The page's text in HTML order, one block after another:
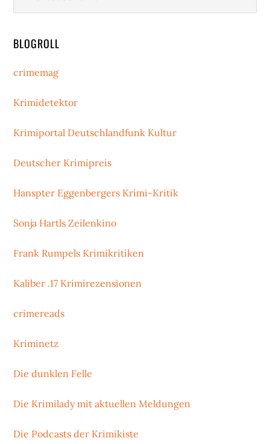
BLOGROLL
crimemag
Krimidetektor
Krimiportal Deutschlandfunk Kultur
Deutscher Krimipreis
Hanspter Eggenbergers Krimi-Kritik
Sonja Hartls Zeilenkino
Frank Rumpels Krimikritiken
Kaliber .17 Krimirezensionen
crimereads
Kriminetz
Die dunklen Felle
Die Krimilady mit aktuellen Meldungen
Die Podcasts der Krimikiste